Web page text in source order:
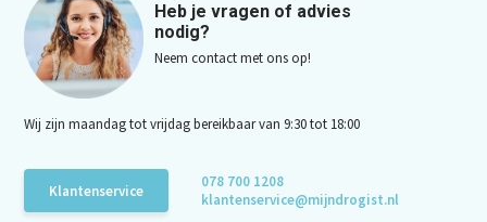
Heb je vragen of advies
nodig?
Neem contact met ons op!
Wij zijn maandag tot vrijdag bereikbaar van 9:30 tot 18:00
Klantenservice
078 700 1208
klantenservice@mijndrogist.nl